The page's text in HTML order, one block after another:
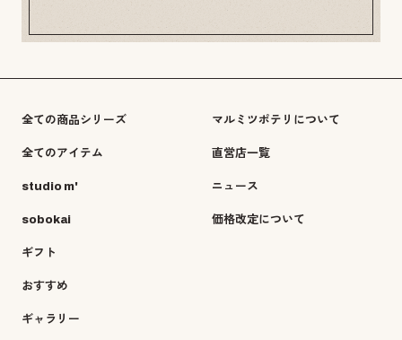
全ての商品シリーズ
全てのアイテム
studio m'
sobokai
ギフト
おすすめ
ギャラリー
マルミツポテリについて
直営店一覧
ニュース
価格改定について